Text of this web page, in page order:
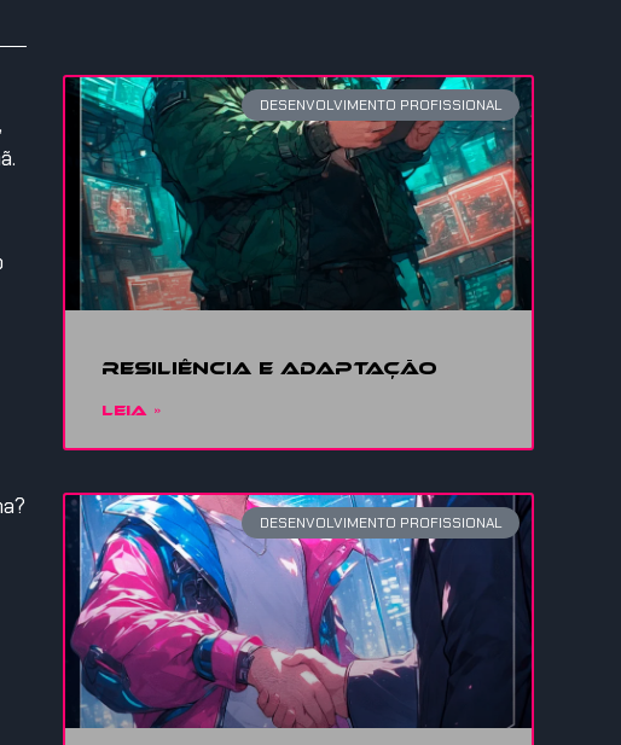
DESENVOLVIMENTO PROFISSIONAL
Resiliência e adaptação
LEIA »
DESENVOLVIMENTO PROFISSIONAL